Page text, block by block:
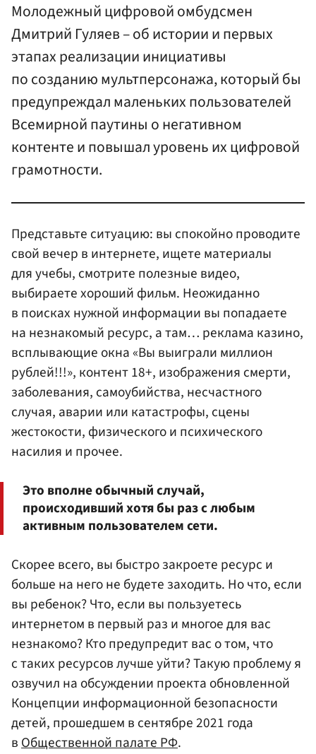
Молодежный цифровой омбудсмен
Дмитрий Гуляев – об истории и первых
этапах реализации инициативы
по созданию мультперсонажа, который бы
предупреждал маленьких пользователей
Всемирной паутины о негативном
контенте и повышал уровень их цифровой
грамотности.
Представьте ситуацию: вы спокойно проводите
свой вечер в интернете, ищете материалы
для учебы, смотрите полезные видео,
выбираете хороший фильм. Неожиданно
в поисках нужной информации вы попадаете
на незнакомый ресурс, а там… реклама казино,
всплывающие окна «Вы выиграли миллион
рублей!!!», контент 18+, изображения смерти,
заболевания, самоубийства, несчастного
случая, аварии или катастрофы, сцены
жестокости, физического и психического
насилия и прочее.
Это вполне обычный случай,
происходивший хотя бы раз с любым
активным пользователем сети.
Скорее всего, вы быстро закроете ресурс и
больше на него не будете заходить. Но что, если
вы ребенок? Что, если вы пользуетесь
интернетом в первый раз и многое для вас
незнакомо? Кто предупредит вас о том, что
с таких ресурсов лучше уйти? Такую проблему я
озвучил на обсуждении проекта обновленной
Концепции информационной безопасности
детей, прошедшем в сентябре 2021 года
вОбщественной палате РФ.